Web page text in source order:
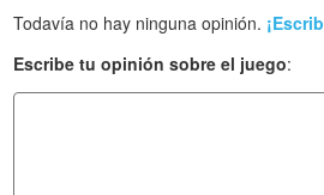
Todavía no hay ninguna opinión.
Escribe tu opinión sobre el juego: